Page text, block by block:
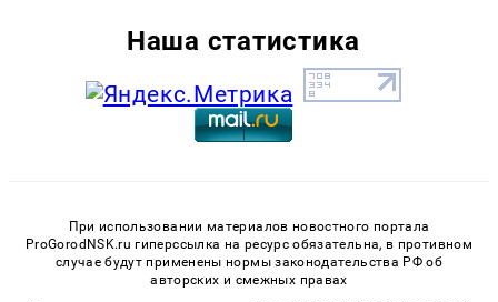
Наша статистика
При использовании материалов новостного портала
ProGorodNSK.ru гиперссылка на ресурс обязательна, в противном
случае будут применены нормы законодательства РФ об
авторских и смежных правах